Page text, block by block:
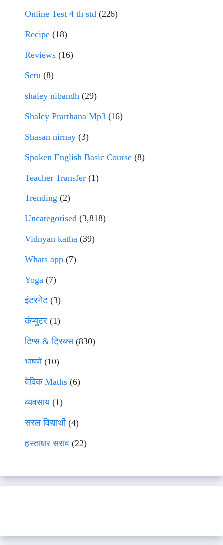
Online Test 4 th std (226)
Recipe (18)
Reviews (16)
Setu (8)
shaley nibandh (29)
Shaley Prarthana Mp3 (16)
Shasan nirnay (3)
Spoken English Basic Course (8)
Teacher Transfer (1)
Trending (2)
Uncategorised (3,818)
Vidnyan katha (39)
Whats app (7)
Yoga (7)
इंटरनेट(3)
कंप्युटर (1)
टिप्स & ट्रिक्स(830)
भाषणे(10)
वेदिक Maths (6)
व्यवसाय(1)
सरल विद्यार्थी(4)
हस्ताक्षर सराव (22)